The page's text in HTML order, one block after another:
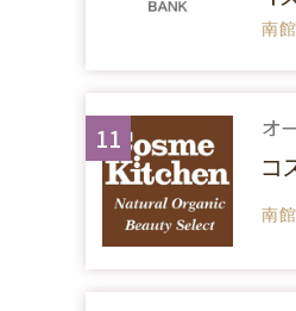
南
11 オ
コ
南